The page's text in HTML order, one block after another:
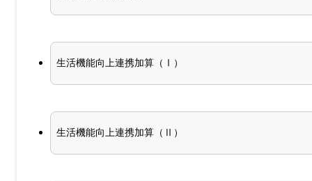
生活機能向上連携加算（Ⅰ）
生活機能向上連携加算（Ⅱ）